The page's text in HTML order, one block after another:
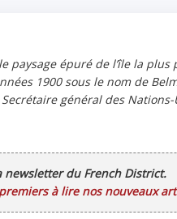
épuré de l’île la plus
1900 sous le nom de
général des Nations-
du French District.
à lire nos nouveaux